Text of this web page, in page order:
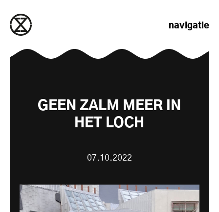
navigatie
GEEN ZALM MEER IN
HET LOCH
07.10.2022